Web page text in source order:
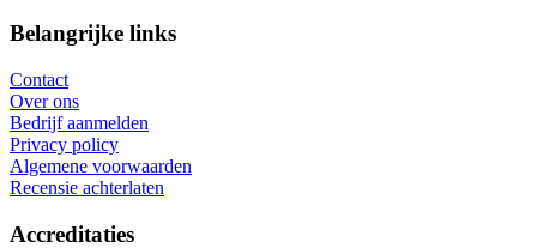
Belangrijke links
Contact
Over ons
Bedrijf aanmelden
Privacy policy
Algemene voorwaarden
Recensie achterlaten
Accreditaties